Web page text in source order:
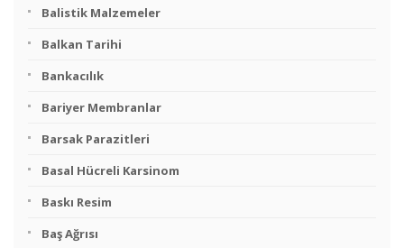
Balistik Malzemeler
Balkan Tarihi
Bankacılık
Bariyer Membranlar
Barsak Parazitleri
Basal Hücreli Karsinom
Baskı Resim
Baş Ağrısı